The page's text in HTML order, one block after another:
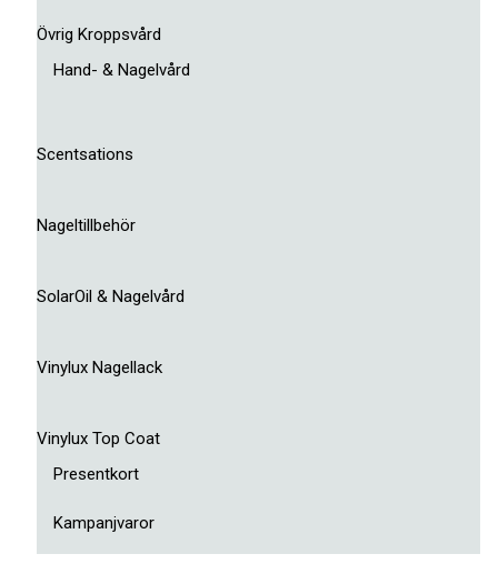
Övrig Kroppsvård
Hand- & Nagelvård
Scentsations
Nageltillbehör
SolarOil & Nagelvård
Vinylux Nagellack
Vinylux Top Coat
Presentkort
Kampanjvaror